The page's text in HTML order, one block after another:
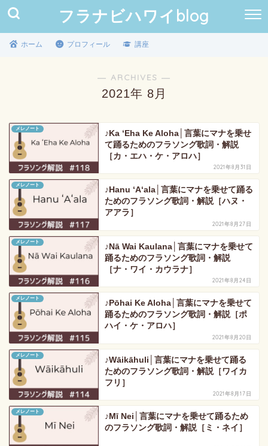
フラナビハワイblog
ホーム プロフィール 講座
― ARCHIVES ―
2021年 8月
メレノート
♪Ka ʻEha Ke Aloha│言葉にマナを乗せ
て踊るためのフラソング歌詞・解説
［カ・エハ・ケ・アロハ］
2021年8月31日
メレノート
♪Hanu ʻAʻala│言葉にマナを乗せて踊る
ためのフラソング歌詞・解説［ハヌ・
アアラ］
2021年8月27日
メレノート
♪Nā Wai Kaulana│言葉にマナを乗せて
踊るためのフラソング歌詞・解説
［ナ・ワイ・カウラナ］
2021年8月24日
メレノート
♪Pōhai Ke Aloha│言葉にマナを乗せて
踊るためのフラソング歌詞・解説［ポ
ハイ・ケ・アロハ］
2021年8月20日
メレノート
♪Wāikāhuli│言葉にマナを乗せて踊る
ためのフラソング歌詞・解説［ワイカ
フリ］
2021年8月17日
メレノート
♪Mī Nei│言葉にマナを乗せて踊るため
のフラソング歌詞・解説［ミ・ネイ］